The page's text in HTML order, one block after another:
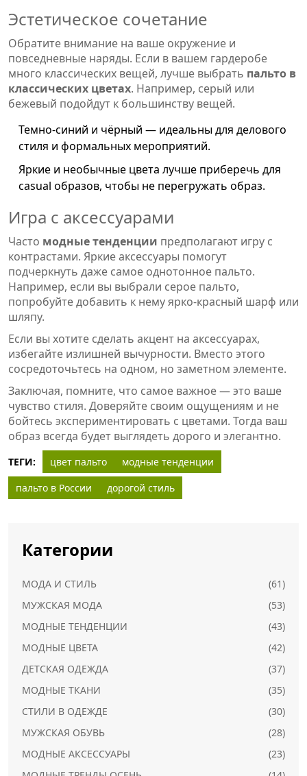
Эстетическое сочетание
Обратите внимание на ваше окружение и
повседневные наряды. Если в вашем гардеробе
много классических вещей, лучше выбрать пальто в
классических цветах. Например, серый или
бежевый подойдут к большинству вещей.
Темно-синий и чёрный — идеальны для делового
стиля и формальных мероприятий.
Яркие и необычные цвета лучше приберечь для
casual образов, чтобы не перегружать образ.
Игра с аксессуарами
Часто модные тенденции предполагают игру с
контрастами. Яркие аксессуары помогут
подчеркнуть даже самое однотонное пальто.
Например, если вы выбрали серое пальто,
попробуйте добавить к нему ярко-красный шарф или
шляпу.
Если вы хотите сделать акцент на аксессуарах,
избегайте излишней вычурности. Вместо этого
сосредоточьтесь на одном, но заметном элементе.
Заключая, помните, что самое важное — это ваше
чувство стиля. Доверяйте своим ощущениям и не
бойтесь экспериментировать с цветами. Тогда ваш
образ всегда будет выглядеть дорого и элегантно.
ТЕГИ: цвет пальто
модные тенденции
пальто в России
дорогой стиль
Категории
МОДА И СТИЛЬ
(61)
МУЖСКАЯ МОДА
(53)
МОДНЫЕ ТЕНДЕНЦИИ
(43)
МОДНЫЕ ЦВЕТА
(42)
ДЕТСКАЯ ОДЕЖДА
(37)
МОДНЫЕ ТКАНИ
(35)
СТИЛИ В ОДЕЖДЕ
(30)
МУЖСКАЯ ОБУВЬ
(28)
МОДНЫЕ АКСЕССУАРЫ
(23)